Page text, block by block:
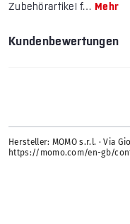
Zubehörartikel f…Mehr
Kundenbewertungen
Hersteller: MOMO s.r.l. · Via
https://momo.com/en-gb/